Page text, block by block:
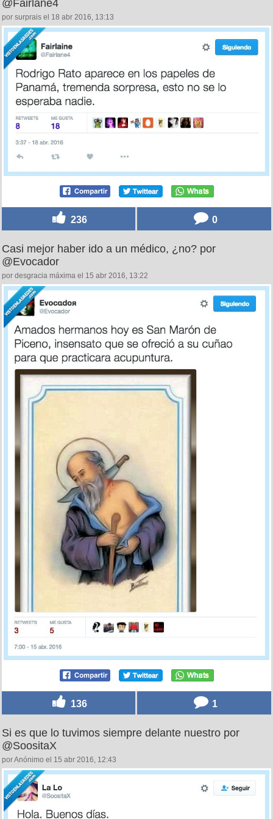
@Fairlane4
por surprais el 18 abr 2016, 13:13
236 0
Casi mejor haber ido a un médico, ¿no? por
@Evocador
por desgracia máxima el 15 abr 2016, 13:22
136 1
Si es que lo tuvimos siempre delante nuestro por
@SoositaX
por Anónimo el 15 abr 2016, 12:43